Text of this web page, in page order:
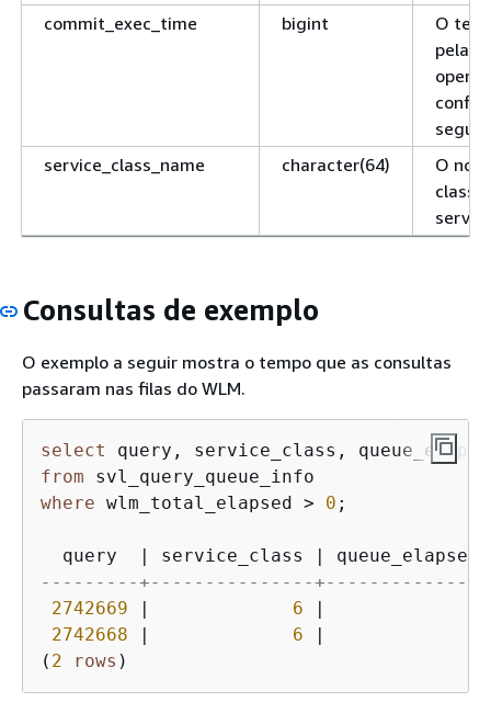
commit_exec_time
bigint
O
pela
service_class_name
character(64)
O
classe
Consultas de exemplo
O exemplo a seguir mostra o tempo que as consultas
passaram nas filas do WLM.
select
from
where wlm_total_elapsed > 0 ;
  query
| service_class | queue_elapsed
---------+---------------
2742669
| 6 |
2742668
| 6 |
( 2 rows